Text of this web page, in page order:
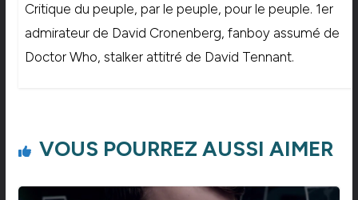
Critique du peuple, par le peuple, pour le peuple. 1er
admirateur de David Cronenberg, fanboy assumé de
Doctor Who, stalker attitré de David Tennant.
VOUS POURREZ AUSSI AIMER